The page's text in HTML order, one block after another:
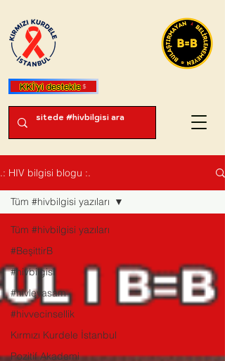
KKİ'yi destekle
.: HIV bilgisi blogu :.
Tüm #hivbilgisi yazıları
#BeşittirB
#hivbilgisi
#hivleyasam
#hivvecinsellik
Kırmızı Kurdele İstanbul
Pozitif Akademi
Tüm #hivbilgisi yazıları